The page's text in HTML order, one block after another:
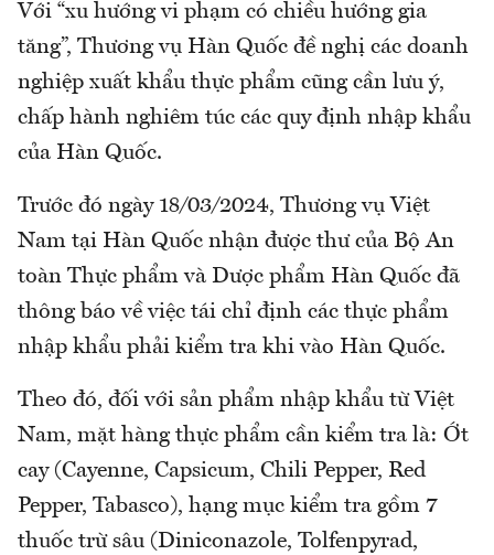
Với “xu hướng vi phạm có chiều hướng gia
tăng”, Thương vụ Hàn Quốc đề nghị các doanh
nghiệp xuất khẩu thực phẩm cũng cần lưu ý,
chấp hành nghiêm túc các quy định nhập khẩu
của Hàn Quốc.
Trước đó ngày 18⁄03⁄2024, Thương vụ Việt
Nam tại Hàn Quốc nhận được thư của Bộ An
toàn Thực phẩm và Dược phẩm Hàn Quốc đã
thông báo về việc tái chỉ định các thực phẩm
nhập khẩu phải kiểm tra khi vào Hàn Quốc.
Theo đó, đối với sản phẩm nhập khẩu từ Việt
Nam, mặt hàng thực phẩm cần kiểm tra là: Ớt
cay (Cayenne, Capsicum, Chili Pepper, Red
Pepper, Tabasco), hạng mục kiểm tra gồm 7
thuốc trừ sâu (Diniconazole, Tolfenpyrad,